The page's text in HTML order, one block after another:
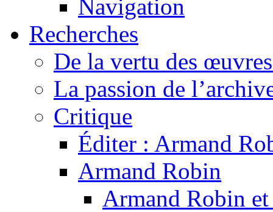
Navigation
Recherches
De la vertu des
La passion de
Critique
Éditer : Armand
Armand Robin
Armand Robin